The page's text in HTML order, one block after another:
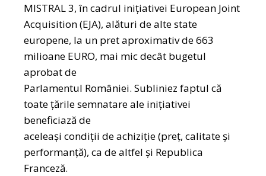
MISTRAL 3, în cadrul inițiativei European Joint
Acquisition (EJA), alături de alte state
europene, la un pret aproximativ de 663
milioane EURO, mai mic decât bugetul
aprobat de
Parlamentul României. Subliniez faptul că
toate țările semnatare ale inițiativei
beneficiază de
aceleaşi condiții de achiziție (preț, calitate şi
performanță), ca de altfel şi Republica
Franceză.